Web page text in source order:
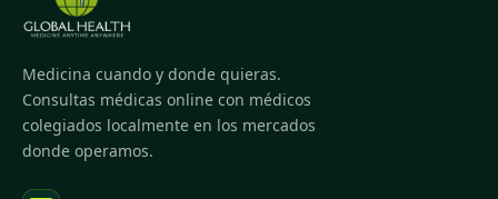
Medicina cuando y donde quieras.
Consultas médicas online con médicos
colegiados localmente en los mercados
donde operamos.